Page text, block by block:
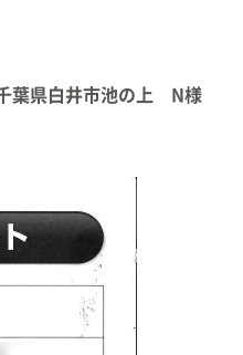
葉県白井市池の上 N様